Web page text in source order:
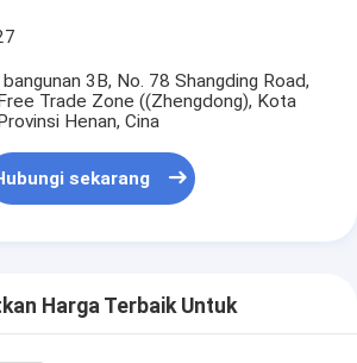
3B, No. 78 Shangding Road,
Trade Zone ((Zhengdong), Kota
Henan, Cina
sekarang
Harga Terbaik Untuk